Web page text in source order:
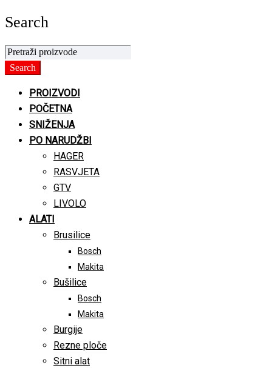
Search
PROIZVODI
POČETNA
SNIŽENJA
PO NARUDŽBI
HAGER
RASVJETA
GTV
LIVOLO
ALATI
Brusilice
Bosch
Makita
Bušilice
Bosch
Makita
Burgije
Rezne ploče
Sitni alat